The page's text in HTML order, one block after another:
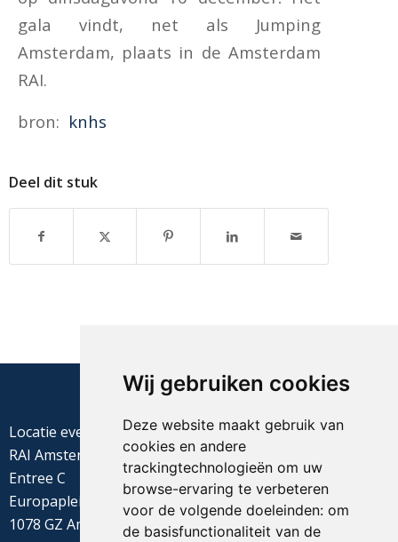
Wij gebruiken cookies
Deze website maakt gebruik van
cookies en andere
trackingtechnologieën om uw
browse-ervaring te verbeteren
voor de volgende doeleinden: om
de basisfunctionaliteit van de
gala vindt, net als Jumping
Amsterdam, plaats in de Amsterdam
RAI.
bron: knhs
Deel dit stuk
Locatie evenement
RAI Amsterdam
Entree C
Europaplein 22
1078 GZ Amsterdam